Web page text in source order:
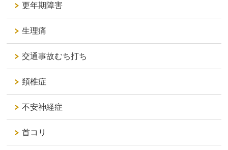
更年期障害
生理痛
交通事故むち打ち
頚椎症
不安神経症
首コリ